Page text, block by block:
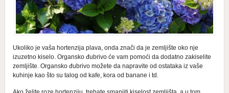
Ukoliko je vaša hortenzija plava, onda znači da je zemljište oko nje
izuzetno kiselo. Organsko đubrivo će vam pomoći da dodatno zakiselite
zemljište. Organsko đubrivo možete da napravite od ostataka iz vaše
kuhinje kao što su talog od kafe, kora od banane i td.